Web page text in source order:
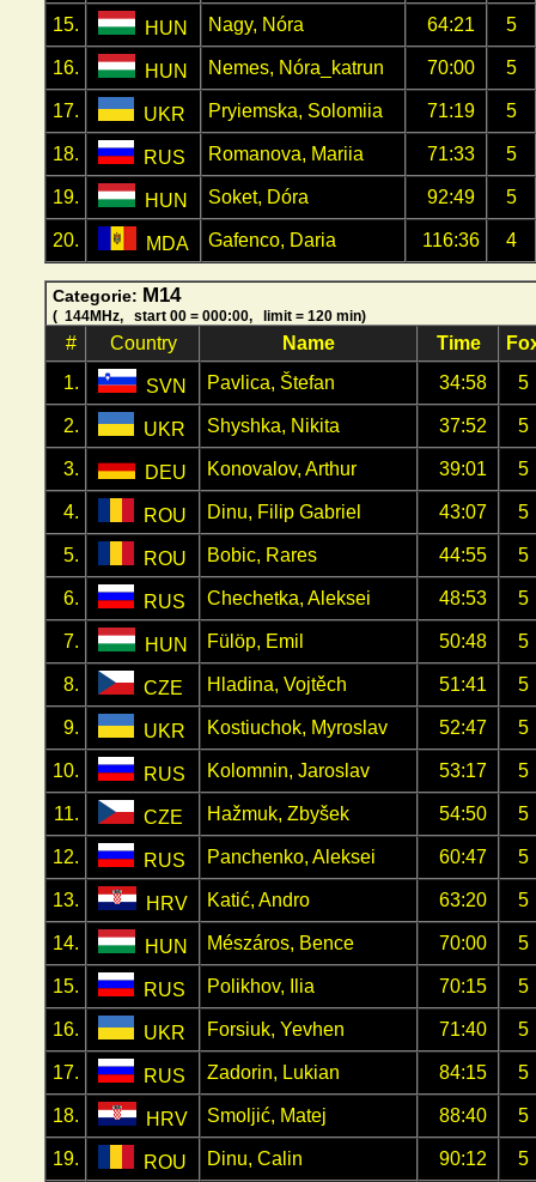
15. HUN Nagy, Nóra 64:21 5
16. HUN Nemes, Nóra_katrun 70:00 5
17. UKR Pryiemska, Solomiia 71:19 5
18. RUS Romanova, Mariia 71:33 5
19. HUN Soket, Dóra 92:49 5
20. MDA Gafenco, Daria 116:36 4
Categorie: M14
( 144MHz, start 00 = 000:00, limit = 120 min)
# Country Name Time
1.
SVN Pavlica, Štefan 34:58 5
2. UKR Shyshka, Nikita 37:52 5
3. DEU Konovalov, Arthur 39:01 5
4. ROU Dinu, Filip Gabriel 43:07 5
5. ROU Bobic, Rares 44:55 5
6. RUS Chechetka, Aleksei 48:53 5
7. HUN Fülöp, Emil 50:48 5
8. CZE Hladina, Vojtěch 51:41 5
9. UKR Kostiuchok, Myroslav 52:47 5
10. RUS Kolomnin, Jaroslav 53:17 5
11. CZE Hažmuk, Zbyšek 54:50 5
12. RUS Panchenko, Aleksei 60:47 5
13. HRV Katić, Andro 63:20 5
14. HUN Mészáros, Bence 70:00 5
15. RUS Polikhov, Ilia 70:15 5
16. UKR Forsiuk, Yevhen 71:40 5
17. RUS Zadorin, Lukian 84:15 5
18. HRV Smoljić, Matej 88:40 5
19. ROU Dinu, Calin 90:12 5